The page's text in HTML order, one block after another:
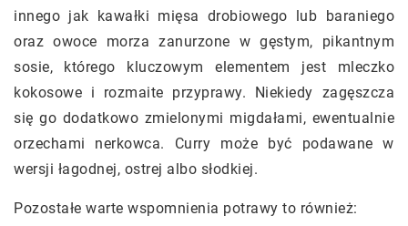
innego jak kawałki mięsa drobiowego lub baraniego
oraz owoce morza zanurzone w gęstym, pikantnym
sosie, którego kluczowym elementem jest mleczko
kokosowe i rozmaite przyprawy. Niekiedy zagęszcza
się go dodatkowo zmielonymi migdałami, ewentualnie
orzechami nerkowca. Curry może być podawane w
wersji łagodnej, ostrej albo słodkiej.
Pozostałe warte wspomnienia potrawy to również: